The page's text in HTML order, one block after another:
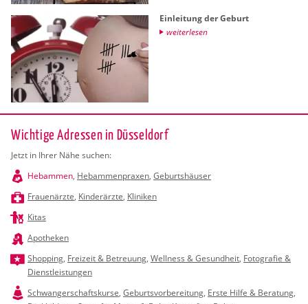
Ein­lei­tung der Ge­burt
wei­ter­le­sen
Wichtige Adressen in Düsseldorf
Jetzt in Ihrer Nähe suchen:
Hebammen, Hebammenpraxen, Geburtshäuser
Frauenärzte, Kinderärzte, Kliniken
Kitas
Apotheken
Shopping, Freizeit & Betreuung, Wellness & Gesundheit, Fotografie &
Dienstleistungen
Schwangerschaftskurse, Geburtsvorbereitung, Erste Hilfe & Beratung,